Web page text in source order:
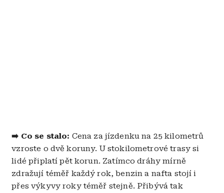
➡️ Co se stalo: Cena za jízdenku na 25 kilometrů
vzroste o dvě koruny. U stokilometrové trasy si
lidé připlatí pět korun. Zatímco dráhy mírně
zdražují téměř každý rok, benzin a nafta stojí i
přes výkyvy roky téměř stejně. Přibývá tak